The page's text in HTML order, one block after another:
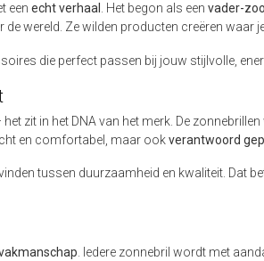
een echt verhaal . Het begon als een vader-
wereld. Ze wilden producten creëren waar
die perfect passen bij jouw stijlvolle,
zit in het DNA van het merk. De
en comfortabel, maar ookverantwoord
tussen duurzaamheid en kwaliteit. Dat
. Iedere zonnebril wordt met